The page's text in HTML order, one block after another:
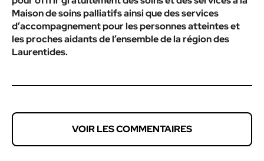
Maison de soins palliatifs ainsi que des services
d’accompagnement pourles personnes atteintes et
les proches aidantsde l’ensemble de la région des
Laurentides.
VOIR LES COMMENTAIRES